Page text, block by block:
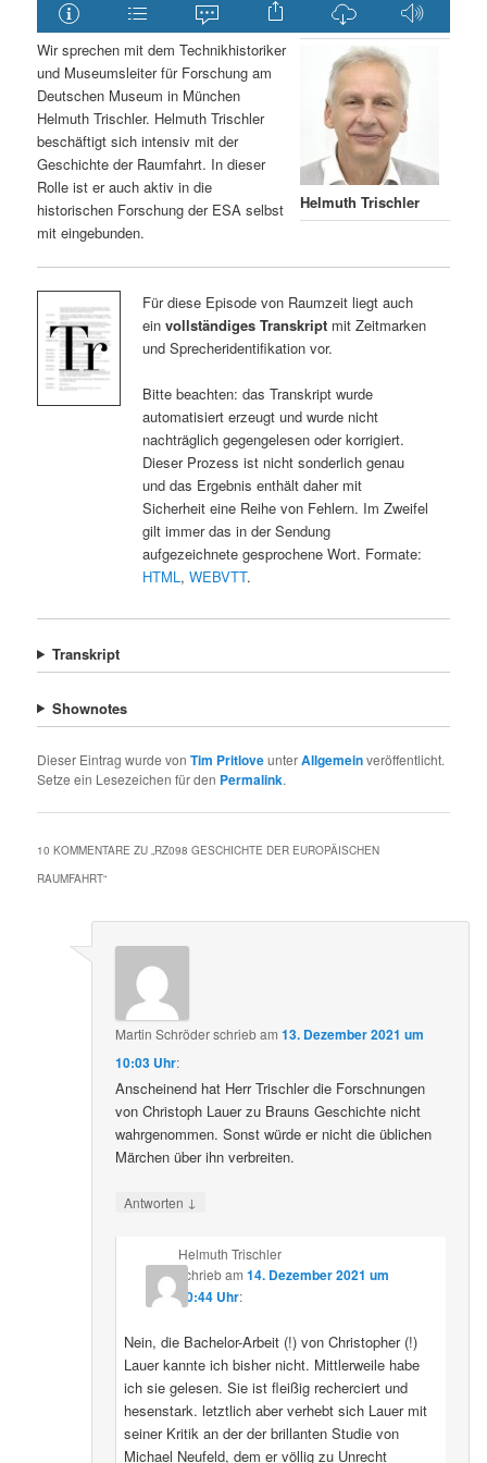
Helmuth Trischler
Wir sprechen mit dem Technikhistoriker
und Museumsleiter für Forschung am
Deutschen Museum in München
Helmuth Trischler. Helmuth Trischler
beschäftigt sich intensiv mit der
Geschichte der Raumfahrt. In dieser
Rolle ist er auch aktiv in die
historischen Forschung der ESA selbst
mit eingebunden.
Für diese Episode von Raumzeit liegt auch
ein vollständiges Transkriptmit Zeitmarken
und Sprecheridentifikation vor.
Bitte beachten: das Transkript wurde
automatisiert erzeugt und wurde nicht
nachträglich gegengelesen oder korrigiert.
Dieser Prozess ist nicht sonderlich genau
und das Ergebnis enthält daher mit
Sicherheit eine Reihe von Fehlern. Im Zweifel
gilt immer das in der Sendung
aufgezeichnete gesprochene Wort. Formate:
HTML, WEBVTT.
Transkript
Shownotes
Dieser Eintrag wurde vonTim PritloveunterAllgemeinveröffentlicht.
Setze ein Lesezeichen für den Permalink.
10 KOMMENTARE ZU „RZ098 GESCHICHTE DER EUROPÄISCHEN
RAUMFAHRT“
Martin Schröderschriebam13. Dezember 2021 um
10:03 Uhr:
Anscheinend hat Herr Trischler die Forschnungen
von Christoph Lauer zu Brauns Geschichte nicht
wahrgenommen. Sonst würde er nicht die üblichen
Märchen über ihn verbreiten.
Antworten ↓
Helmuth Trischler
schriebam 14. Dezember 2021 um
20:44 Uhr:
Nein, die Bachelor-Arbeit (!) von Christopher (!)
Lauer kannte ich bisher nicht. Mittlerweile habe
ich sie gelesen. Sie ist fleißig recherciert und
hesenstark. letztlich aber verhebt sich Lauer mit
seiner Kritik an der der brillanten Studie von
Michael Neufeld, dem er völlig zu Unrecht